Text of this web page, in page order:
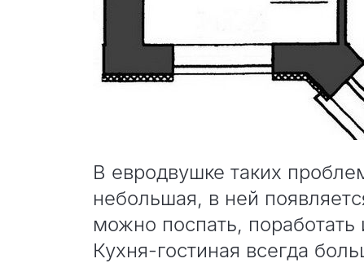
В евродвушке таких
небольшая, в ней
можно поспать, поработать
Кухня-гостиная всегда